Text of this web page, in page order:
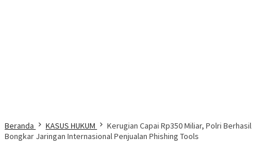
Beranda KASUS HUKUM
Kerugian Capai Rp350 Miliar, Polri Berhasil
Bongkar Jaringan Internasional Penjualan Phishing Tools